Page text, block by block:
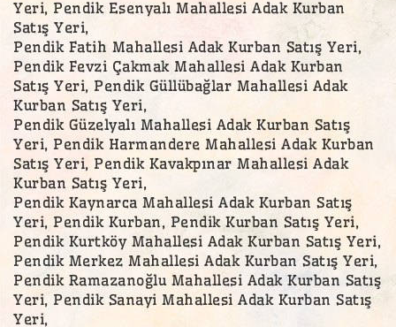
Yeri, Pendik Esenyalı Mahallesi Adak Kurban
Satış Yeri,
Pendik Fatih Mahallesi Adak Kurban Satış Yeri,
Pendik Fevzi Çakmak Mahallesi Adak Kurban
Satış Yeri, Pendik Güllübağlar Mahallesi Adak
Kurban Satış Yeri,
Pendik Güzelyalı Mahallesi Adak Kurban Satış
Yeri, Pendik Harmandere Mahallesi Adak Kurban
Satış Yeri, Pendik Kavakpınar Mahallesi Adak
Kurban Satış Yeri,
Pendik Kaynarca Mahallesi Adak Kurban Satış
Yeri, Pendik Kurban, Pendik Kurban Satış Yeri,
Pendik Kurtköy Mahallesi Adak Kurban Satış Yeri,
Pendik Merkez Mahallesi Adak Kurban Satış Yeri,
Pendik Ramazanoğlu Mahallesi Adak Kurban Satış
Yeri, Pendik Sanayi Mahallesi Adak Kurban Satış
Yeri,